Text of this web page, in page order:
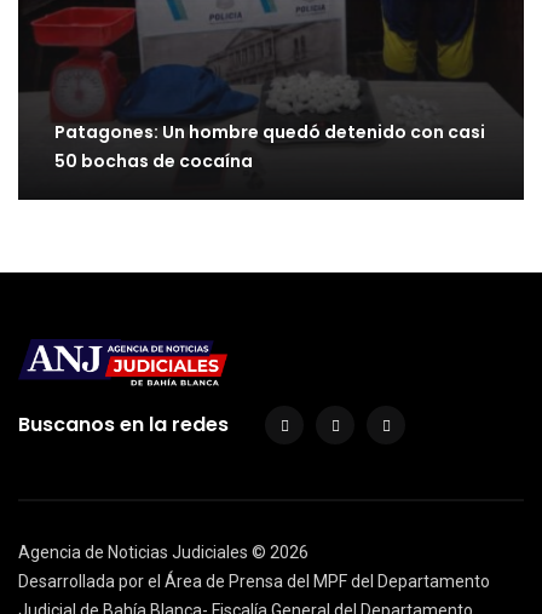
Patagones: Un hombre quedó detenido con casi
50 bochas de cocaína
Buscanos en la redes
Agencia de Noticias Judiciales © 2026
Desarrollada por el Área de Prensa del MPF del Departamento